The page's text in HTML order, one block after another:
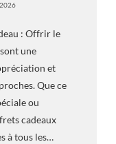
: Offrir le
une
et
Que ce
ou
cadeaux
à tous les…